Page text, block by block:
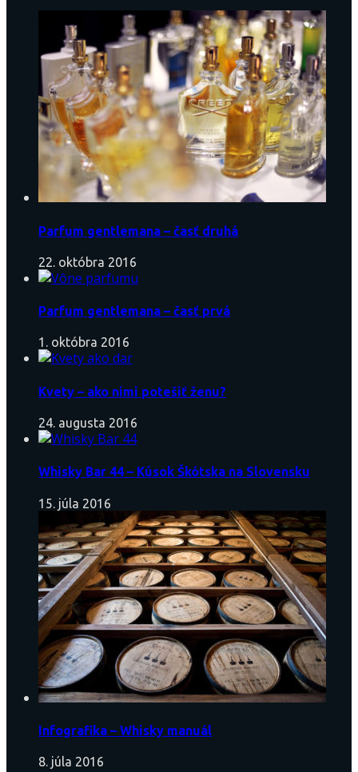
Parfum gentlemana – časť druhá
22. októbra 2016
Parfum gentlemana – časť prvá
1. októbra 2016
Kvety – ako nimi potešiť ženu?
24. augusta 2016
Whisky Bar 44 – Kúsok Škótska na Slovensku
15. júla 2016
Infografika – Whisky manuál
8. júla 2016